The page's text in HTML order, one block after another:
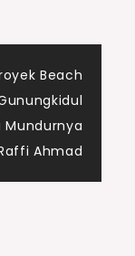
Beach
Mundurnya
Ahmad